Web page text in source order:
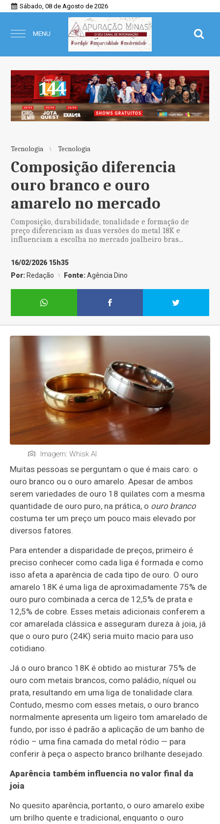
Sábado, 08 de Agosto de 2026
MENU
Tecnologia Tecnologia
Composição diferencia
ouro branco e ouro
amarelo no mercado
Composição, durabilidade, tonalidade e formação de
preço diferenciam as duas versões do metal 18K e
influenciam a escolha no mercado joalheiro bras...
16/02/2026 15h35
Por: Redação Fonte:Agência Dino
Imagem: Whisk AI
Muitas pessoas se perguntam o que é mais caro: o
ouro branco ou o ouro amarelo. Apesar de ambos
serem variedades de ouro 18 quilates com a mesma
quantidade de ouro puro, na prática, o ouro branco
costuma ter um preço um pouco mais elevado por
diversos fatores.
Para entender a disparidade de preços, primeiro é
preciso conhecer como cada liga é formada e como
isso afeta a aparência de cada tipo de ouro. O ouro
amarelo 18K é uma liga de aproximadamente 75% de
ouro puro combinada a cerca de 12,5% de prata e
12,5% de cobre. Esses metais adicionais conferem a
cor amarelada clássica e asseguram dureza à joia, já
que o ouro puro (24K) seria muito macio para uso
cotidiano.
Já o ouro branco 18K é obtido ao misturar 75% de
ouro com metais brancos, como paládio, níquel ou
prata, resultando em uma liga de tonalidade clara.
Contudo, mesmo com esses metais, o ouro branco
normalmente apresenta um ligeiro tom amarelado de
fundo, por isso é padrão a aplicação de um banho de
ródio – uma fina camada do metal ródio — para
conferir à peça o aspecto branco brilhante desejado.
Aparência também influencia no valor final da
joia
No quesito aparência, portanto, o ouro amarelo exibe
um brilho quente e tradicional, enquanto o ouro